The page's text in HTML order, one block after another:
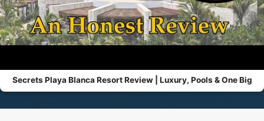
Secrets Playa Blanca Resort Review | Luxury, Pools & One Big